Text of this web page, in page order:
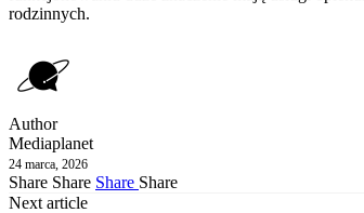
rodzinnych.
Author
Mediaplanet
24 marca, 2026
Share Share Share Share
Next article